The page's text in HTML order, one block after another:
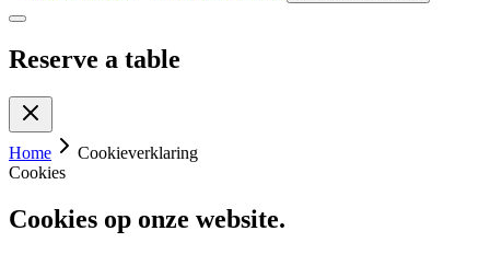
Reserve a table
Home
Cookieverklaring
Cookies
Cookies op onze website.